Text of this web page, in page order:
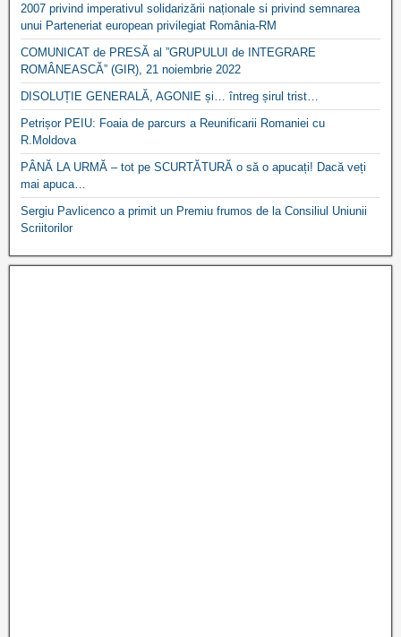
2007 privind imperativul solidarizării naționale si privind semnarea
unui Parteneriat european privilegiat România-RM
COMUNICAT de PRESĂ al ”GRUPULUI de INTEGRARE
ROMÂNEASCĂ” (GIR), 21 noiembrie 2022
DISOLUȚIE GENERALĂ, AGONIE și… întreg șirul trist…
Petrișor PEIU: Foaia de parcurs a Reunificarii Romaniei cu
R.Moldova
PÂNĂ LA URMĂ – tot pe SCURTĂTURĂ o să o apucați! Dacă veți
mai apuca…
Sergiu Pavlicenco a primit un Premiu frumos de la Consiliul Uniunii
Scriitorilor